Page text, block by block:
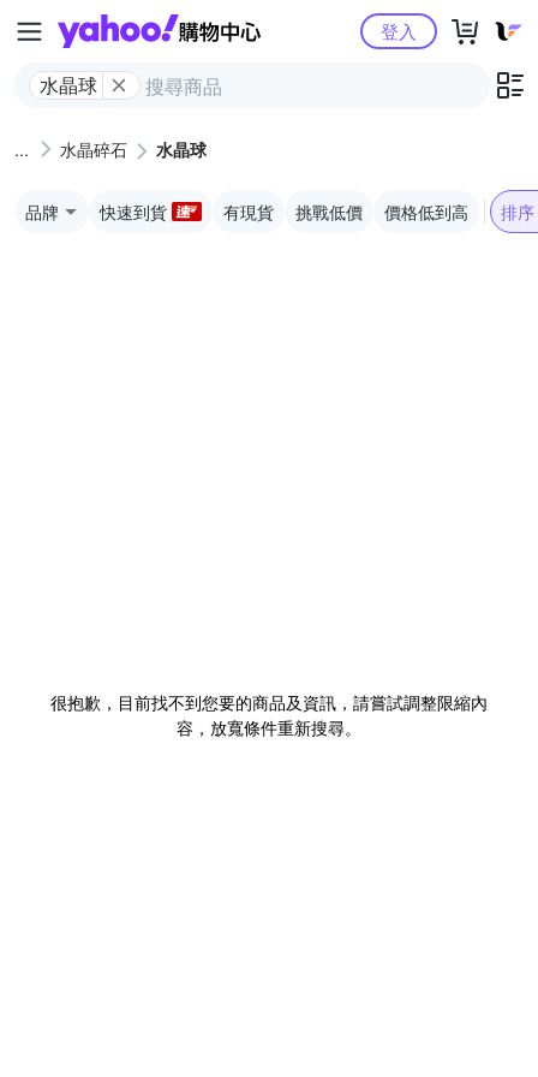
Yahoo購物中心
水晶球
登入
水晶碎石 水晶球
品牌 快速到貨 有現貨 挑戰低價 價格低到高 排序
很抱歉，目前找不到您要的商品及資訊，請嘗試調整限縮內
容，放寬條件重新搜尋。